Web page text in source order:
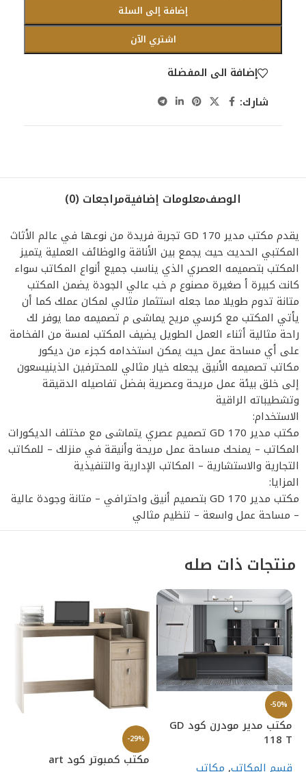
إضافة إلى السلة
اشتري الآن
إضافة الى المفضلة
شارك:
الوصفمعلومات إضافيةمراجعات (0)
يقدم مكتب مدير GD 170 تجربة فريدة من نوعها في عالم الأثاث
المكتبي الحديث حيث يجمع بين الأناقة والوظائف العملية يتميز
المكتب بتصميمه العصري الذي يناسب جميع أنواع المكاتب سواء
كانت كبيرة أ صغيرة مصنوع م خب عالي الجودة يضمن المكتب
متانة تدوم طويلا مما جعله استثمار مثالي لمكان عملك كما أن
يأتي المكتب مع كرسي مريح يماشى م تصميمه مما يوفر لك
راحة مثالية أثناء العمل الطويل يضيف المكتب لمسة من الفخامة
على أي مساحة عمل حيث يمكن استخدامه كجزء من ديكور
مكاتب تصميمه الأنيق يجعله خيار مثالي للمحترفين الذينيسعون
إلى خلق بيئة عمل مريحة وعصرية بفضل تفاصيله الدقيقة
وتشطيباته الراقية
الاستخدام:
مكتب مدير GD 170 تصميم عصري يتماشى مع مختلف الديكورات
المكاتب – يمنحك مساحة عمل مريحة وأنيقة في منزلك – للمكاتب
التجارية والاستشارية – المكاتب الإدارية والتنفيذية
المزايا:
مكتب مدير GD 170 بتصميم أنيق واحترافي – متانة وجودة عالية
– مساحة عمل واسعة – تنظيم مثالي
منتجات ذات صله
-50%
مكتب مدير مودرن كود GD
118 T
قسم المكاتب, مكاتب
-29%
مكتب كمبوتر كود art